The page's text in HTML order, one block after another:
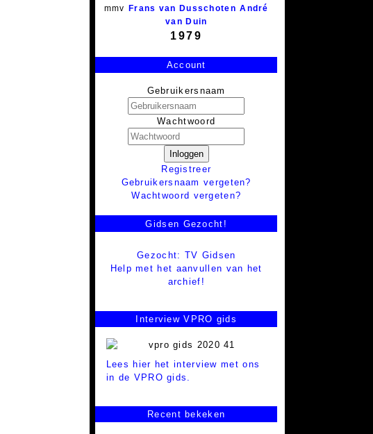
mmv Frans van Dusschoten André
van Duin
1979
Account
Gebruikersnaam
Wachtwoord
Inloggen
Registreer
Gebruikersnaam vergeten?
Wachtwoord vergeten?
Gidsen Gezocht!
Gezocht: TV Gidsen
Help met het aanvullen van het
archief!
Interview VPRO gids
Lees hier het interview met ons
in de VPRO gids.
Recent bekeken